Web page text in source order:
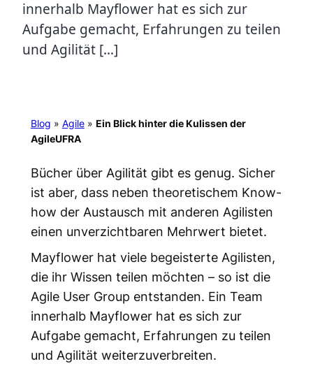
innerhalb Mayflower hat es sich zur
Aufgabe gemacht, Erfahrungen zu teilen
und Agilität […]
Blog » Agile» Ein Blick hinter die Kulissen der
AgileUFRA
Bücher über Agilität gibt es genug. Sicher
ist aber, dass neben theoretischem Know-
how der Austausch mit anderen Agilisten
einen unverzichtbaren Mehrwert bietet.
Mayflower hat viele begeisterte Agilisten,
die ihr Wissen teilen möchten – so ist die
Agile User Group entstanden. Ein Team
innerhalb Mayflower hat es sich zur
Aufgabe gemacht, Erfahrungen zu teilen
und Agilität weiterzuverbreiten.